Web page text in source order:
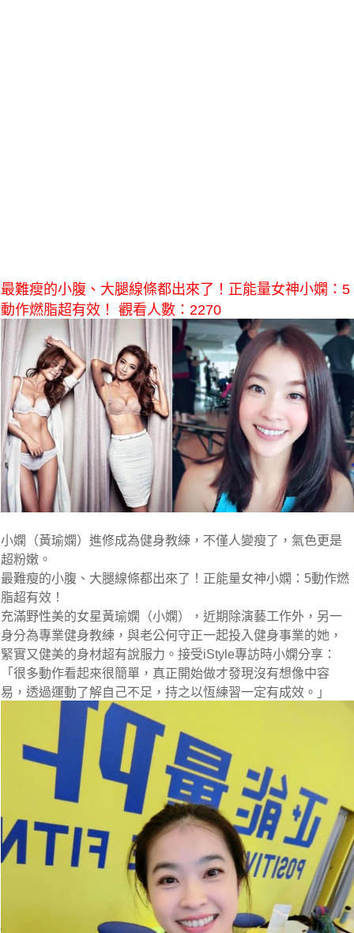
最難瘦的小腹、大腿線條都出來了！正能量女神小嫻：5
動作燃脂超有效！ 觀看人數：2270
小嫻（黃瑜嫻）進修成為健身教練，不僅人變瘦了，氣色更是
超粉嫩。
最難瘦的小腹、大腿線條都出來了！正能量女神小嫻：5動作燃
脂超有效！
充滿野性美的女星黃瑜嫻（小嫻），近期除演藝工作外，另一
身分為專業健身教練，與老公何守正一起投入健身事業的她，
緊實又健美的身材超有說服力。接受iStyle專訪時小嫻分享：
「很多動作看起來很簡單，真正開始做才發現沒有想像中容
易，透過運動了解自己不足，持之以恆練習一定有成效。」